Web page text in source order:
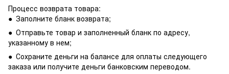
Процесс возврата товара:
● Заполните бланк возврата;
● Отправьте товар и заполненный бланк по адресу,
указанному в нем;
● Сохраните деньги на балансе для оплаты следующего
заказа или получите деньги банковским переводом.